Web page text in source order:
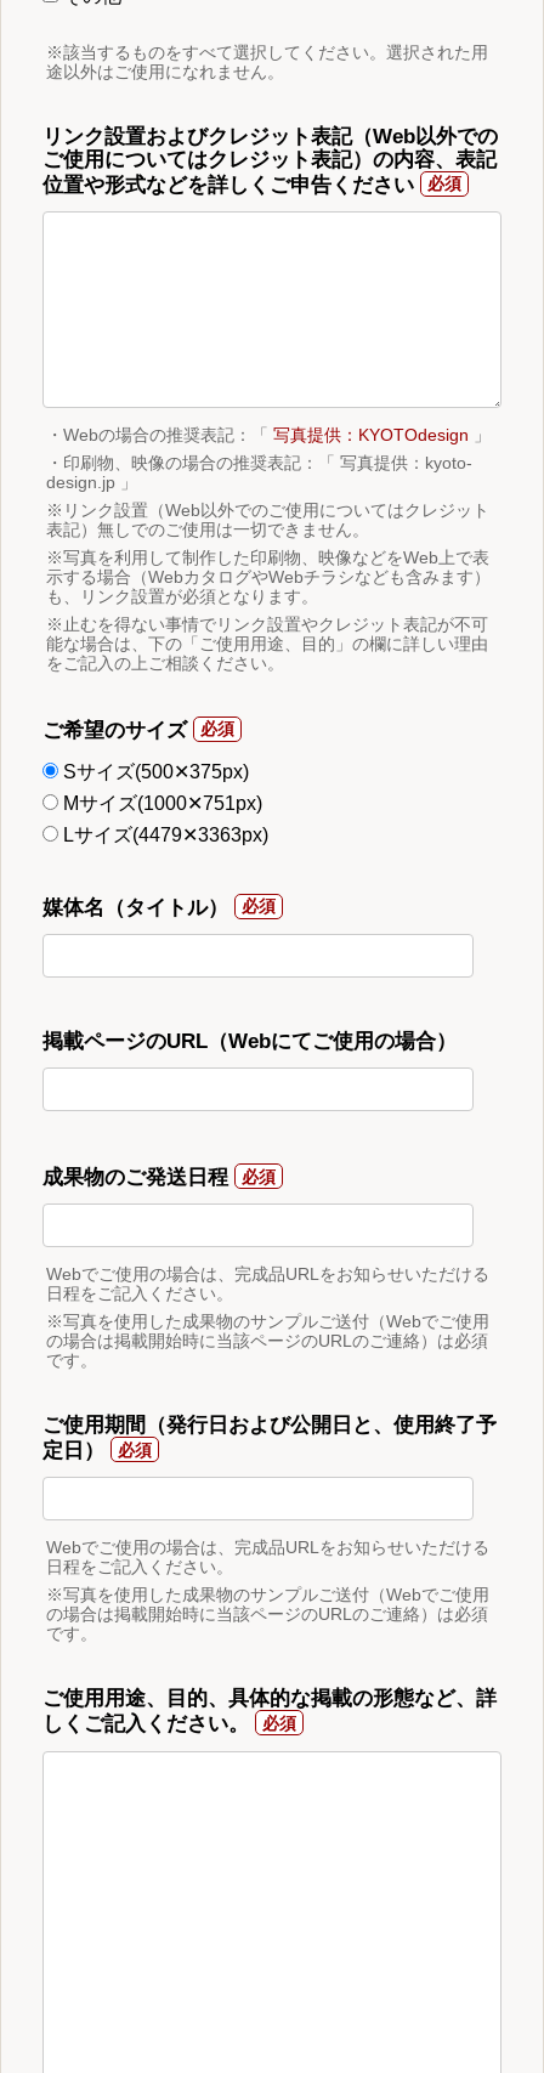
※該当するものをすべて選択してください。選択された用
途以外はご使用になれません。
リンク設置およびクレジット表記（Web以外での
ご使用についてはクレジット表記）の内容、表記
位置や形式などを詳しくご申告ください
・Webの場合の推奨表記：「 写真提供：KYOTOdesign 」
・印刷物、映像の場合の推奨表記：「 写真提供：kyoto-
design.jp 」
※リンク設置（Web以外でのご使用についてはクレジット
表記）無しでのご使用は一切できません。
※写真を利用して制作した印刷物、映像などをWeb上で表
示する場合（WebカタログやWebチラシなども含みます）
も、リンク設置が必須となります。
※止むを得ない事情でリンク設置やクレジット表記が不可
能な場合は、下の「ご使用用途、目的」の欄に詳しい理由
をご記入の上ご相談ください。
ご希望のサイズ
Sサイズ(500✕375px)
Mサイズ(1000✕751px)
Lサイズ(4479✕3363px)
媒体名（タイトル）
掲載ページのURL（Webにてご使用の場合）
成果物のご発送日程
Webでご使用の場合は、完成品URLをお知らせいただける
日程をご記入ください。
※写真を使用した成果物のサンプルご送付（Webでご使用
の場合は掲載開始時に当該ページのURLのご連絡）は必須
です。
ご使用期間（発行日および公開日と、使用終了予
定日）
Webでご使用の場合は、完成品URLをお知らせいただける
日程をご記入ください。
※写真を使用した成果物のサンプルご送付（Webでご使用
の場合は掲載開始時に当該ページのURLのご連絡）は必須
です。
ご使用用途、目的、具体的な掲載の形態など、詳
しくご記入ください。